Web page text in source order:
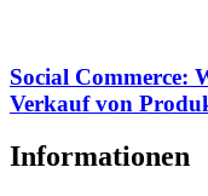
Social Commerce:
Verkauf von
Informationen